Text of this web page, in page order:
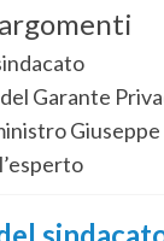
Garante